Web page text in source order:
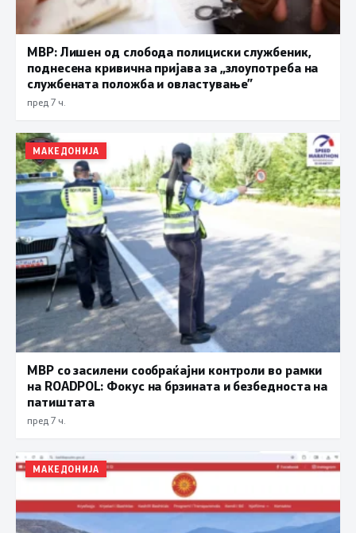
МВР: Лишен од слобода полициски службеник,
поднесена кривична пријава за „злоупотреба на
службената положба и овластување”
пред 7 ч.
МАКЕДОНИЈА
МВР со засилени сообраќајни контроли во рамки
на ROADPOL: Фокус на брзината и безбедноста на
патиштата
пред 7 ч.
МАКЕДОНИЈА